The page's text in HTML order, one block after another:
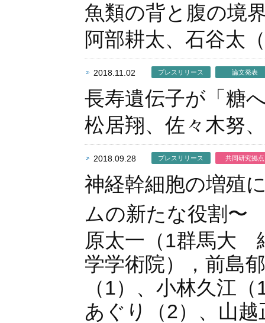
魚類の背と腹の境
阿部耕太、石谷太
2018.11.02 プレスリリース 論文発表
長寿遺伝子が「糖
松居翔、佐々木努
2018.09.28 プレスリリース 共同研究拠点
神経幹細胞の増殖
ムの新たな役割〜
原太一（1群馬大
学学術院），前島
（1）、小林久江
あぐり（2）、山